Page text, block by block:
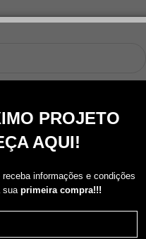
PROJETO
AQUI!
informações e condições
sua primeira compra!!!
Dupla Aplicação